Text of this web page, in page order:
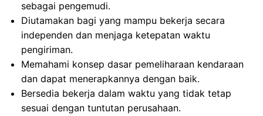
sebagai pengemudi.
Diutamakan bagi yang mampu bekerja secara
independen dan menjaga ketepatan waktu
pengiriman.
Memahami konsep dasar pemeliharaan kendaraan
dan dapat menerapkannya dengan baik.
Bersedia bekerja dalam waktu yang tidak tetap
sesuai dengan tuntutan perusahaan.